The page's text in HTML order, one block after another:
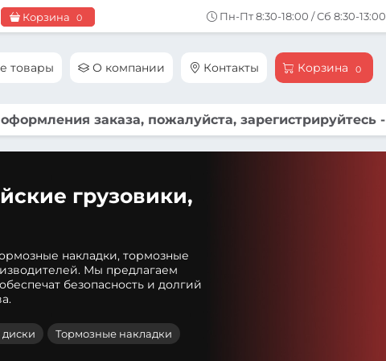
Корзина 0 Пн-Пт 8:30-18:00 / Сб 8:30-13:00
товары О компании Контакты Корзина 0
заказа, пожалуйста, зарегистрируйтесь -
грузовики,
накладки, тормозные
Мы предлагаем
безопасность и долгий
Тормозные накладки